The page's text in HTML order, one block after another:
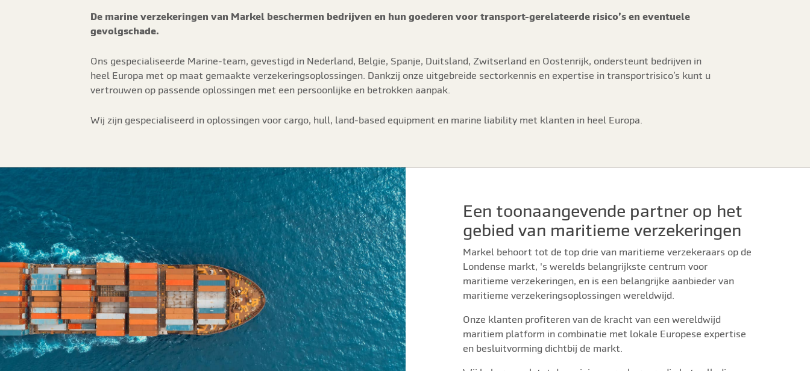
De marine verzekeringen van Markel beschermen bedrijven en hun goederen voor transport-gerelateerde risico’s en eventuele
gevolgschade.
Ons gespecialiseerde Marine-team, gevestigd in Nederland, Belgie, Spanje, Duitsland, Zwitserland en Oostenrijk, ondersteunt bedrijven in
heel Europa met op maat gemaakte verzekeringsoplossingen. Dankzij onze uitgebreide sectorkennis en expertise in transportrisico’s kunt u
vertrouwen op passende oplossingen met een persoonlijke en betrokken aanpak.
Wij zijn gespecialiseerd in oplossingen voor cargo, hull, land-based equipment en marine liability met klanten in heel Europa.
Een toonaangevende partner op het
gebied van maritieme verzekeringen
Markel behoort tot de top drie van maritieme verzekeraars op de
Londense markt, 's werelds belangrijkste centrum voor
maritieme verzekeringen, en is een belangrijke aanbieder van
maritieme verzekeringsoplossingen wereldwijd.
Onze klanten profiteren van de kracht van een wereldwijd
maritiem platform in combinatie met lokale Europese expertise
en besluitvorming dichtbij de markt.